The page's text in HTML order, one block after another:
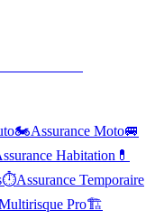
🏍️Assurance Moto🚐
Habitation 💊
⏱️Assurance Temporaire
Pro🏗️